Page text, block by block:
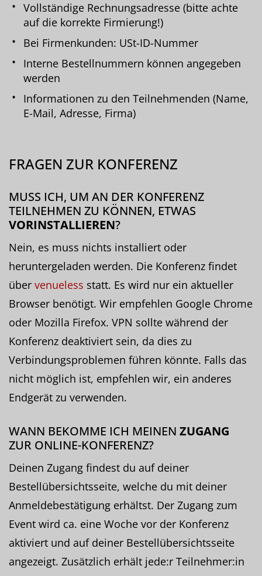
Vollständige Rechnungsadresse (bitte achte
auf die korrekte Firmierung!)
Bei Firmenkunden: USt-ID-Nummer
Interne Bestellnummern können angegeben
werden
Informationen zu den Teilnehmenden (Name,
E-Mail, Adresse, Firma)
FRAGEN ZUR KONFERENZ
MUSS ICH, UM AN DER KONFERENZ
TEILNEHMEN ZU KÖNNEN, ETWAS
VORINSTALLIEREN?
Nein, es muss nichts installiert oder
heruntergeladen werden. Die Konferenz findet
über venueless statt. Es wird nur ein aktueller
Browser benötigt. Wir empfehlen Google Chrome
oder Mozilla Firefox. VPN sollte während der
Konferenz deaktiviert sein, da dies zu
Verbindungsproblemen führen könnte. Falls das
nicht möglich ist, empfehlen wir, ein anderes
Endgerät zu verwenden.
WANN BEKOMME ICH MEINEN ZUGANG
ZUR ONLINE-KONFERENZ?
Deinen Zugang findest du auf deiner
Bestellübersichtsseite, welche du mit deiner
Anmeldebestätigung erhältst. Der Zugang zum
Event wird ca. eine Woche vor der Konferenz
aktiviert und auf deiner Bestellübersichtsseite
angezeigt. Zusätzlich erhält jede:r Teilnehmer:in